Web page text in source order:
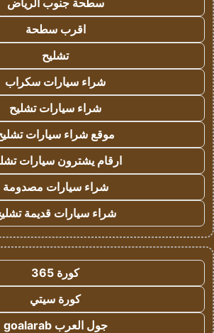
سطحة جنوب الرياض
اقرب سطحة
تشليح
شراء سيارات سكراب
شراء سيارات تشليح
موقع شراء سيارات
ارقام يشترون سيارات
شراء سيارات مصدومة
شراء سيارات قديمة
كورة 365
كورة سيتي
جول العرب goalarab